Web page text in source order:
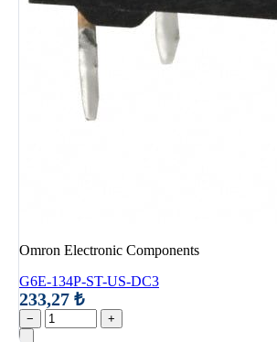
Omron Electronic Components
G6E-134P-ST-US-DC3
233,27 ₺
− +